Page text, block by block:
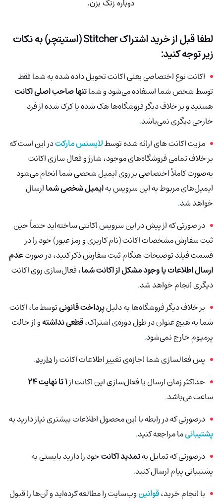
لطفا قبل از خرید اشتراکStitcher (استیتچر)
به نکات
زیر توجه کنید:
اکانت نوع اختصاصی یعنی اکانت تحویل داده شده به شما فقط
توسط شخص شما استفاده می‌شود و شماتنها صاحب اصلی اکانت
هستید و بر خلاف دیگر فروشگاه‌ها هک شدهیا کرک شده از فرد
خارجی دیگری نمی‌باشد.
مزیت اکانت های ارائه شده توسطلایسنس مارکتدر این است که
بر خلاف تمامی فروشگاه‌های موجود، شارژ و فعال سازی اکانت
به‌صورت کاملاً اختصاصی بر روی ایمیل شخصی شما انجام می‌شود
ایمیل‌های مربوط به این سرویس بهایمیل شخصی شماارسال
خواهد شد.
در صورتی که از پیش در این سرویس اکانتی ساخته‌اید حتماً حین
ثبت سفارش مشخصات اکانت (نام کاربری و رمز عبور) خود را در
قسمت فیلد توضیحات هنگام ثبت سفارش ذکر کنید، در صورتعدم
ارسال اطلاعات یا وجود مشکل از اکانت شما، فعال‌سازی روی اکانت
دیگری انجام خواهد شد.
بر خلاف دیگر فروشگاه‌ها به دلیلپرداخت قانونیتوسط ما، اکانت
شما به هیچ عنوان در طول دوره‌ی اشتراک،قطعی نداشتهو از حالت
پرمیوم خارج نمی‌شود.
پس فعالسازی شما اجازه‌ی تغییر اطلاعات اکانت رادارید.
حداکثر زمان ارسال یا فعال‌سازی این اکانت از1 تا نهایت 24
ساعت می‌باشد.
درصورتی‌ که در رابطه با این محصول اطلاعات بیشتری نیاز دارید به
پشتیبانیما مراجعه کنید.
درصورتی که تمایل بهتمدید اکانتخود را دارید بایستی به
پشتیبانی پیام ارسال کنید.
با انجام خرید،قوانینوب‌سایت را مطالعه کرده‌اید و آن‌ها را قبول